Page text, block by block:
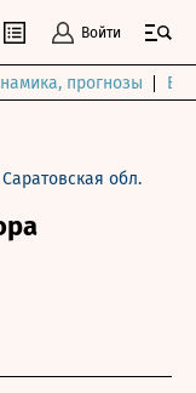
Войти
прогнозы
Саратовская обл.